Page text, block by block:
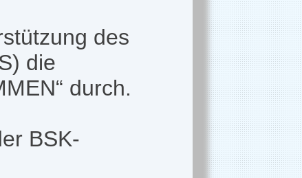
des
die
durch.
BSK-